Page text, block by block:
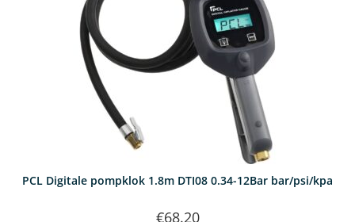
PCL Digitale pompklok 1.8m DTI08 0.34-12Bar bar/psi/kpa
€68.20